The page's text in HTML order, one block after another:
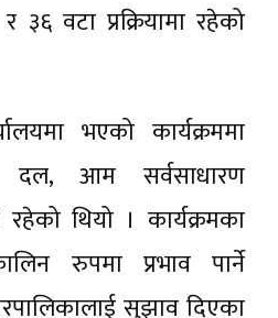
३६ वटा प्रक्रियामा रहेको
भएको कार्यक्रममा
दल, आम सर्वसाधारण
थियो । कार्यक्रमका
रुपमा प्रभाव पार्ने
सुझाव दिएका